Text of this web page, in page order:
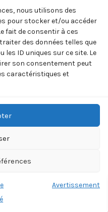
nous utilisons des
pour stocker et/ou accéder
fait de consentir à ces
des données telles que
ID uniques sur ce site. Le
son consentement peut
caractéristiques et
Avertissement
D’OYUNCHIMEG »
(Erdenee
Tuvshintur)
12,00€ TTC
panier
rue de la Villette 75019